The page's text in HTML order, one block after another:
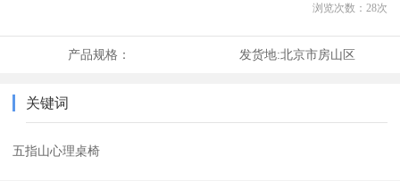
浏览次数： 28次
产品规格： 发货地:北京市房山区
关键词
五指山心理桌椅